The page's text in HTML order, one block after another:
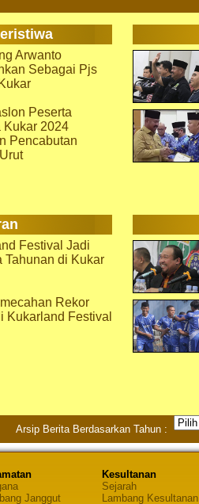
Arwanto
Sebagai Pjs
Peserta
Kukar 2024
Pencabutan
Festival Jadi
Tahunan di Kukar
Rekor
Kukarland Festival
Arsip Berita Berdasarkan Tahun :
Janggut
Kesultanan
Sejarah
Lambang Kesultanan